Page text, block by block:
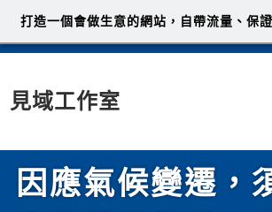
見域工作室
因應氣候變遷，
打造一個會做生意的網站，自帶流量、保